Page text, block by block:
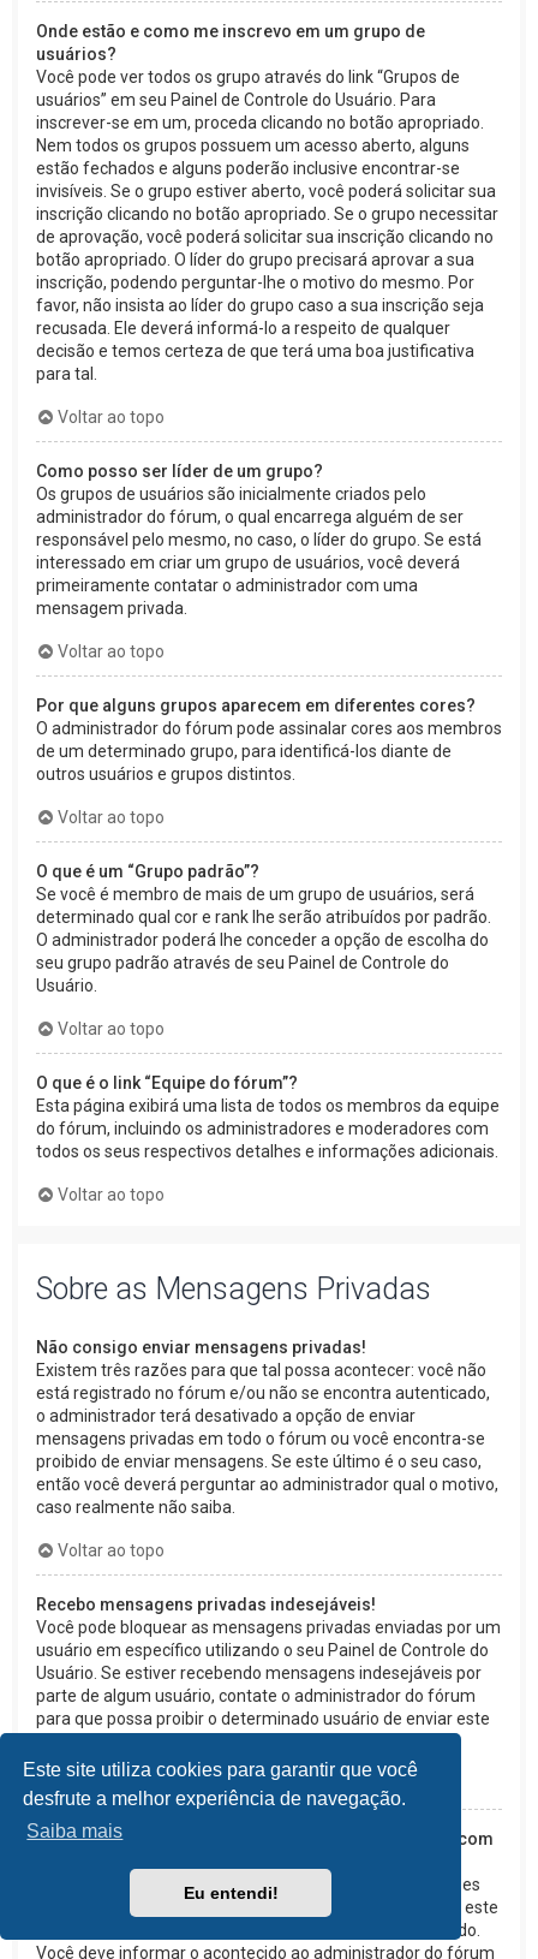
Este site utiliza cookies para garantir que você
desfrute a melhor experiência de navegação.
Saiba mais
Eu entendi!
Onde estão e como me inscrevo em um grupo de
usuários?
Você pode ver todos os grupo através do link “Grupos de
usuários” em seu Painel de Controle do Usuário. Para
inscrever-se em um, proceda clicando no botão apropriado.
Nem todos os grupos possuem um acesso aberto, alguns
estão fechados e alguns poderão inclusive encontrar-se
invisíveis. Se o grupo estiver aberto, você poderá solicitar sua
inscrição clicando no botão apropriado. Se o grupo necessitar
de aprovação, você poderá solicitar sua inscrição clicando no
botão apropriado. O líder do grupo precisará aprovar a sua
inscrição, podendo perguntar-lhe o motivo do mesmo. Por
favor, não insista ao líder do grupo caso a sua inscrição seja
recusada. Ele deverá informá-lo a respeito de qualquer
decisão e temos certeza de que terá uma boa justificativa
para tal.
Voltar ao topo
Como posso ser líder de um grupo?
Os grupos de usuários são inicialmente criados pelo
administrador do fórum, o qual encarrega alguém de ser
responsável pelo mesmo, no caso, o líder do grupo. Se está
interessado em criar um grupo de usuários, você deverá
primeiramente contatar o administrador com uma
mensagem privada.
Voltar ao topo
Por que alguns grupos aparecem em diferentes cores?
O administrador do fórum pode assinalar cores aos membros
de um determinado grupo, para identificá-los diante de
outros usuários e grupos distintos.
Voltar ao topo
O que é um “Grupo padrão”?
Se você é membro de mais de um grupo de usuários, será
determinado qual cor e rank lhe serão atribuídos por padrão.
O administrador poderá lhe conceder a opção de escolha do
seu grupo padrão através de seu Painel de Controle do
Usuário.
Voltar ao topo
O que é o link “Equipe do fórum”?
Esta página exibirá uma lista de todos os membros da equipe
do fórum, incluindo os administradores e moderadores com
todos os seus respectivos detalhes e informações adicionais.
Voltar ao topo
Sobre as Mensagens Privadas
Não consigo enviar mensagens privadas!
Existem três razões para que tal possa acontecer: você não
está registrado no fórum e/ou não se encontra autenticado,
o administrador terá desativado a opção de enviar
mensagens privadas em todo o fórum ou você encontra-se
proibido de enviar mensagens. Se este último é o seu caso,
então você deverá perguntar ao administrador qual o motivo,
caso realmente não saiba.
Voltar ao topo
Recebo mensagens privadas indesejáveis!
Você pode bloquear as mensagens privadas enviadas por um
usuário em específico utilizando o seu Painel de Controle do
Usuário. Se estiver recebendo mensagens indesejáveis por
parte de algum usuário, contate o administrador do fórum
para que possa proibir o determinado usuário de enviar este
Recebi de alguém neste fórum mensagens de e-mail com
Embora o sistema de e-mails deste fórum possuir funções
de segurança que tentem detectar usuários que enviem este
tipo de mensagens, lamentamos que tal tenha acontecido.
Você deve informar o acontecido ao administrador do fórum